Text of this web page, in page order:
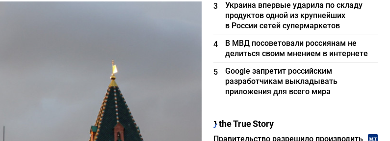
3
Украина впервые ударила по складу
продуктов одной из крупнейших
в России сетей супермаркетов
4
В МВД посоветовали россиянам не
делиться своим мнением в интернете
5
Google запретит российским
разработчикам выкладывать
приложения для всего мира